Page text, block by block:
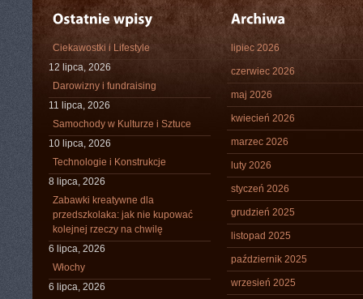
Ciekawostki i Lifestyle
12 lipca, 2026
Darowizny i fundraising
11 lipca, 2026
Samochody w Kulturze i Sztuce
10 lipca, 2026
Technologie i Konstrukcje
8 lipca, 2026
Zabawki kreatywne dla
przedszkolaka: jak nie kupować
kolejnej rzeczy na chwilę
6 lipca, 2026
Włochy
6 lipca, 2026
lipiec 2026
czerwiec 2026
maj 2026
kwiecień 2026
marzec 2026
luty 2026
styczeń 2026
grudzień 2025
listopad 2025
październik 2025
wrzesień 2025